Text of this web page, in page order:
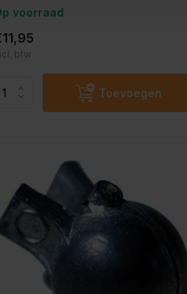
voorraad
btw
Toevoegen